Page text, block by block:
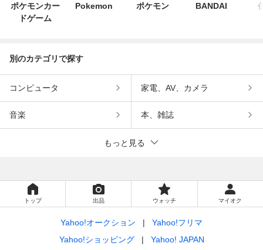
ポケモンカー
ドゲーム
Pokemon ポケモン BANDAI
別のカテゴリで探す
コンピュータ 家電、AV、カメラ
音楽 本、雑誌
もっと見る
トップ 出品 ウォッチ マイオク
Yahoo!オークション
Yahoo!フリマ
Yahoo!ショッピング
Yahoo! JAPAN